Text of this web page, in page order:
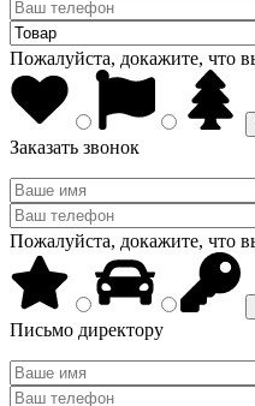
Пожалуйста, докажите, что
Заказать звонок
Пожалуйста, докажите, что
Письмо директору